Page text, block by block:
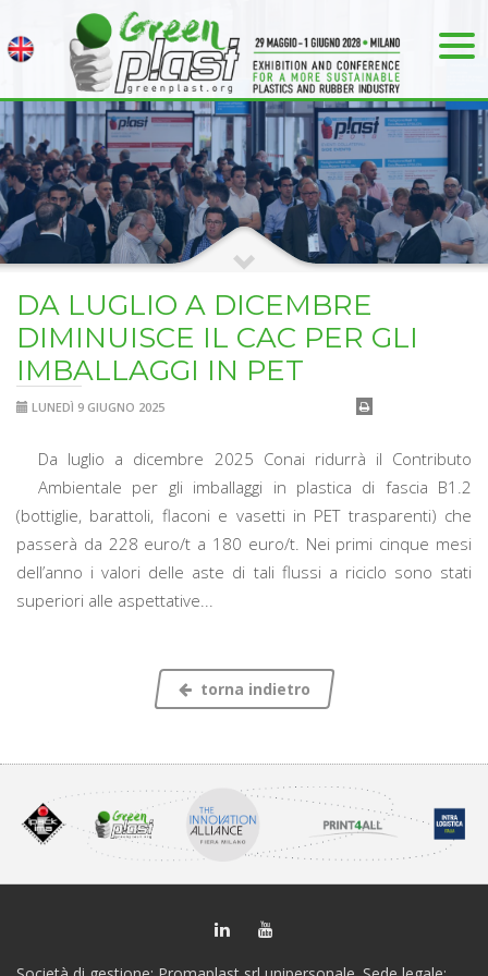
DA LUGLIO A DICEMBRE
DIMINUISCE IL CAC PER GLI
IMBALLAGGI IN PET
LUNEDÌ 9 GIUGNO 2025
Da luglio a dicembre 2025 Conai ridurrà il Contributo
Ambientale per gli imballaggi in plastica di fascia B1.2
(bottiglie, barattoli, flaconi e vasetti in PET trasparenti) che
passerà da 228 euro/t a 180 euro/t. Nei primi cinque mesi
dell’anno i valori delle aste di tali flussi a riciclo sono stati
superiori alle aspettative...
torna indietro